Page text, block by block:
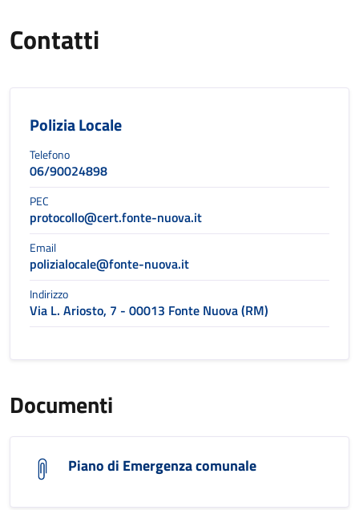
Contatti
Polizia Locale
Telefono
06/90024898
PEC
protocollo@cert.fonte-nuova.it
Email
polizialocale@fonte-nuova.it
Indirizzo
Via L. Ariosto, 7 - 00013 Fonte Nuova (RM)
Documenti
Piano di Emergenza comunale